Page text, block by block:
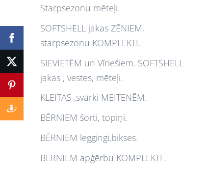
Starpsezonu mēteļi.
SOFTSHELL jakas ZĒNIEM,
starpsezonu KOMPLEKTI.
SIEVIETĒM un Vīriešiem. SOFTSHELL
jakas , vestes, mēteļi.
KLEITAS ,svārki MEITENĒM.
BĒRNIEM šorti, topiņi.
BĒRNIEM leggingi,bikses.
BĒRNIEM apģērbu KOMPLEKTI .